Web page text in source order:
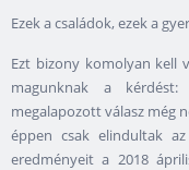
Ezek a családok, ezek a
Ezt bizony komolyan kell
magunknak a
megalapozott válasz még
éppen csak elindultak
eredményeit a 2018